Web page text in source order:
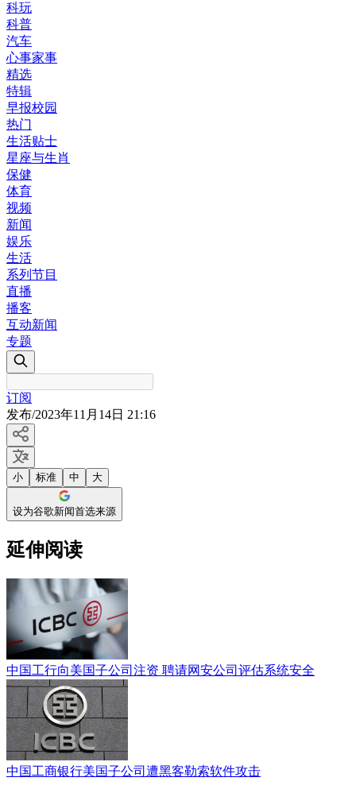
科玩
科普
汽车
心事家事
精选
特辑
早报校园
热门
生活贴士
星座与生肖
保健
体育
视频
新闻
娱乐
生活
系列节目
直播
播客
互动新闻
专题
订阅
发布/2023年11月14日 21:16
小 标准 中 大
设为谷歌新闻首选来源
延伸阅读
中国工行向美国子公司注资 聘请网安公司评估系统安全
中国工商银行美国子公司遭黑客勒索软件攻击